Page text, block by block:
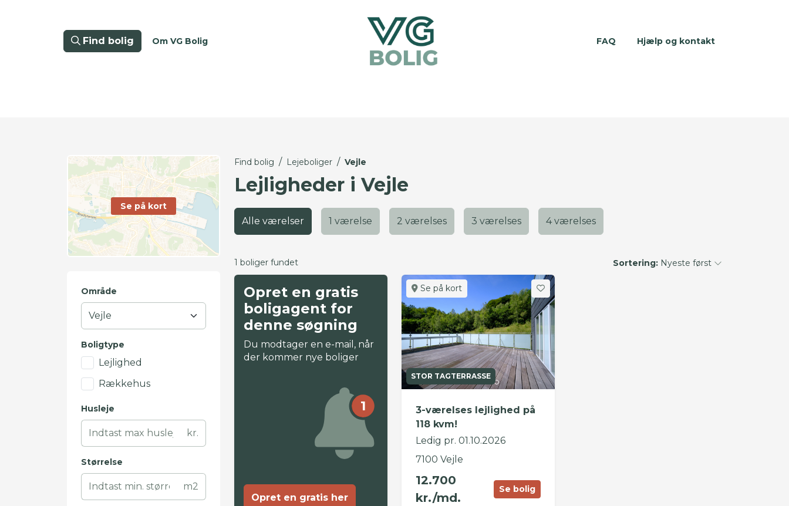
Find bolig Om VG Bolig FAQ Hjælp og kontakt
Se på kort
Område
Boligtype
Lejlighed
Rækkehus
Husleje
kr.
Størrelse
m2
Find bolig / Lejeboliger / Vejle
Lejligheder i Vejle
Alle værelser 1 værelse 2 værelses 3 værelses 4 værelses
1 boliger fundet Sortering: Nyeste først
Opret en gratis
boligagent for
denne søgning
Du modtager en e-mail, når
der kommer nye boliger
1
Opret en gratis her
Se på kort
STOR TAGTERRASSE
3-værelses lejlighed på
118 kvm!
Ledig pr. 01.10.2026
7100 Vejle
12.700
kr./md.
Se bolig